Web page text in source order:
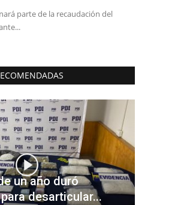
parte de la recaudación del
un año duró
desarticular...